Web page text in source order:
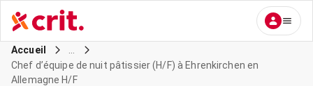
Accueil
Chef d’équipe de nuit pâtissier (H/F) à Ehrenkirchen en
Allemagne H/F